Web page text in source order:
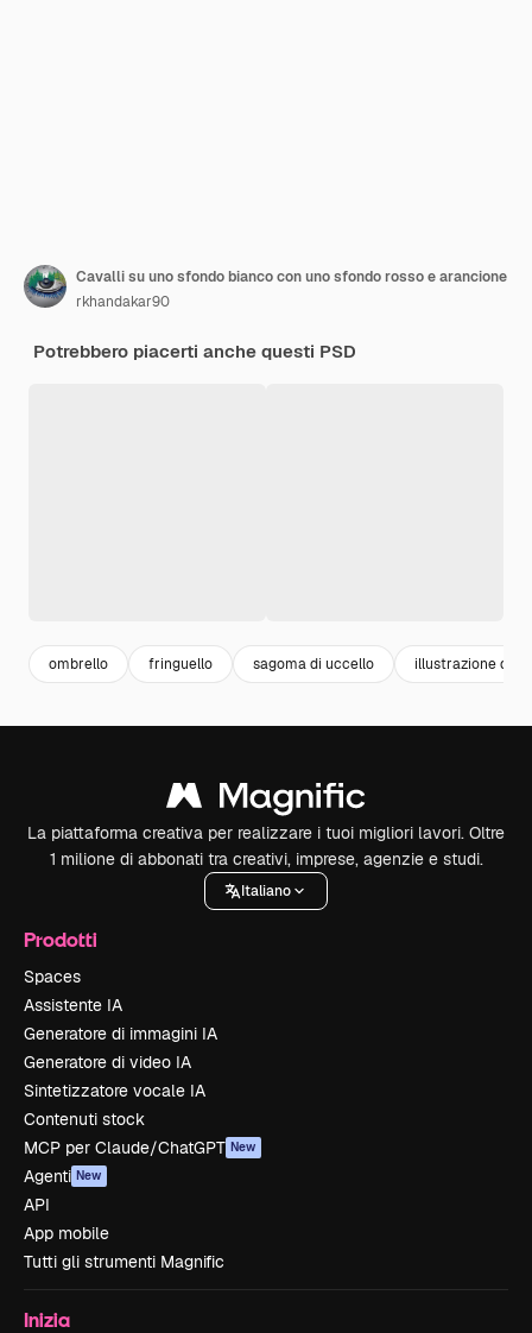
Cavalli su uno sfondo bianco con uno sfondo rosso e arancione
rkhandakar90
Potrebbero piacerti anche questi PSD
ombrello fringuello sagoma di uccello illustrazione di
La piattaforma creativa per realizzare i tuoi migliori lavori. Oltre
1 milione di abbonati tra creativi, imprese, agenzie e studi.
Italiano
Prodotti
Spaces
Assistente IA
Generatore di immagini IA
Generatore di video IA
Sintetizzatore vocale IA
Contenuti stock
MCP per Claude/ChatGPT New
Agenti New
API
App mobile
Tutti gli strumenti Magnific
Inizia